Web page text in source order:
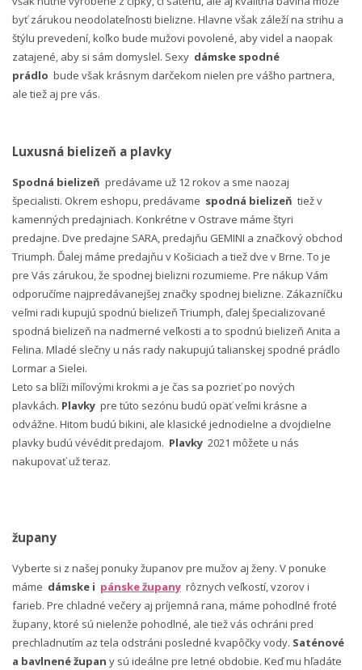
byť zárukou neodolateľnosti bielizne. Hlavne však záleží na strihu a
štýlu prevedení, koľko bude mužovi povolené, aby videl a naopak
zatajené, aby si sám domyslel. Sexy dámske spodné
prádlo bude však krásnym darčekom nielen pre vášho partnera,
ale tiež aj pre vás.
Luxusná bielizeň a plavky
Spodná bielizeň predávame už 12 rokov a sme naozaj
špecialisti. Okrem eshopu, predávame spodná bielizeň tiež v
kamenných predajniach. Konkrétne v Ostrave máme štyri
predajne. Dve predajne SARA, predajňu GEMINI a značkový obchod
Triumph. Ďalej máme predajňu v Košiciach a tiež dve v Brne. To je
pre Vás zárukou, že spodnej bielizni rozumieme. Pre nákup Vám
odporučíme najpredávanejšej značky spodnej bielizne. Zákazníčku
veľmi radi kupujú spodnú bielizeň Triumph, ďalej špecializované
spodná bielizeň na nadmerné veľkosti a to spodnú bielizeň Anita a
Felina. Mladé slečny u nás rady nakupujú talianskej spodné prádlo
Lormar a Sielei.
Leto sa blíži míľovými krokmi a je čas sa pozrieť po nových
plavkách. Plavky pre túto sezónu budú opäť veľmi krásne a
odvážne. Hitom budú bikini, ale klasické jednodielne a dvojdielne
plavky budú vévédit predajom. Plavky 2021 môžete u nás
nakupovať už teraz.
župany
Vyberte si z našej ponuky županov pre mužov aj ženy. V ponuke
máme dámske i pánske župany rôznych veľkostí, vzorov i
farieb. Pre chladné večery aj príjemná rana, máme pohodlné froté
župany, ktoré sú nielenže pohodlné, ale tiež vás ochráni pred
prechladnutím az tela odstráni posledné kvapôčky vody. Saténové
a bavlnené župan y sú ideálne pre letné obdobie. Keď mu hľadáte